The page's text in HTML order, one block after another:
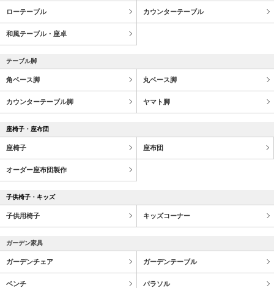
ローテーブル カウンターテーブル
和風テーブル・座卓
テーブル脚
角ベース脚 丸ベース脚
カウンターテーブル脚 ヤマト脚
座椅子・座布団
座椅子 座布団
オーダー座布団製作
子供椅子・キッズ
子供用椅子 キッズコーナー
ガーデン家具
ガーデンチェア ガーデンテーブル
ベンチ パラソル